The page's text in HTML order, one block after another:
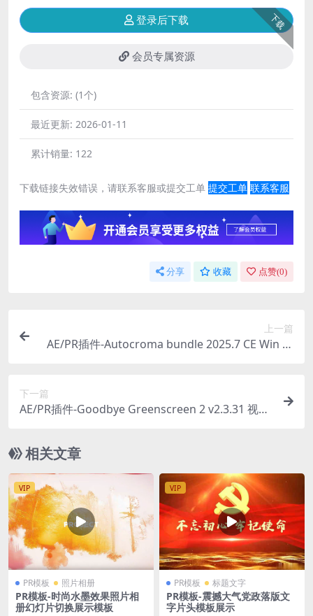
下载
登录后下载
会员专属资源
包含资源: (1个)
最近更新: 2026-01-11
累计销量: 122
下载链接失效错误，请联系客服或提交工单 提交工单 联系客服
分享 收藏 点赞(0)
上一篇
AE/PR插件-Autocroma bundle 2025.7 CE Win 特
下一篇
AE/PR插件-Goodbye Greenscreen 2 v2.3.31 视频
相关文章
VIP
PR模板 照片相册
PR模板-时尚水墨效果照片相
册幻灯片切换展示模板
VIP
PR模板 标题文字
PR模板-震撼大气党政落版文
字片头模板展示